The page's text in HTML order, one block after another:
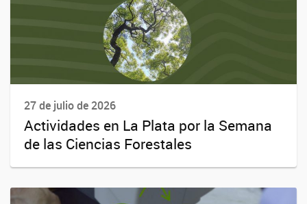
27 de julio de 2026
Actividades en La Plata por la Semana
de las Ciencias Forestales